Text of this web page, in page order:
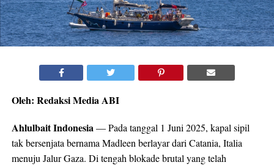
Oleh: Redaksi Media ABI
Ahlulbait Indonesia — Pada tanggal 1 Juni 2025, kapal sipil
tak bersenjata bernama Madleen berlayar dari Catania, Italia
menuju Jalur Gaza. Di tengah blokade brutal yang telah